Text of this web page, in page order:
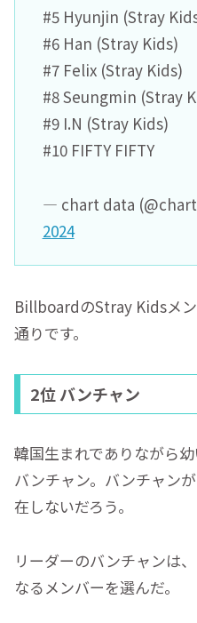
#5 Hyunjin (Stray
#6 Han (Stray Kids)
#7 Felix (Stray Kids)
#8 Seungmin (Stray
#9 I.N (Stray Kids)
#10 FIFTY FIFTY
— chart data
2024
BillboardのStray Kidsメ
通りです。
2位 バンチャン
韓国生まれでありながら
バンチャン。バンチャン
在しないだろう。
リーダーのバンチャンは
なるメンバーを選んだ。